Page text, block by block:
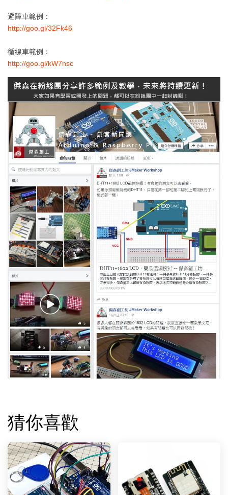
避障車範例：
http://goo.gl/32Fk46
循線車範例：
http://goo.gl/kW7nsc
猜你喜歡